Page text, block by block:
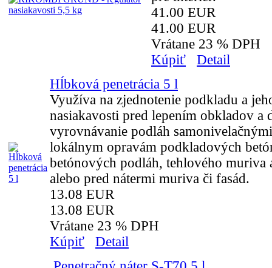
41.00 EUR
41.00 EUR
Vrátane 23 % DPH
Kúpiť
Detail
Hĺbková penetrácia 5 l
Využíva na zjednotenie podkladu a
nasiakavosti pred lepením obkladov a
vyrovnávanie podláh
lokálnym opravám podkladových
betónových podláh, tehlového muriva
alebo pred nátermi muriva či fasád.
13.08 EUR
13.08 EUR
Vrátane 23 % DPH
Kúpiť
Detail